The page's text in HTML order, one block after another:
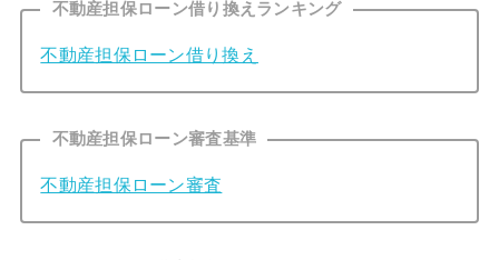
不動産担保ローン借り換えランキング
不動産担保ローン借り換え
不動産担保ローン審査基準
不動産担保ローン審査